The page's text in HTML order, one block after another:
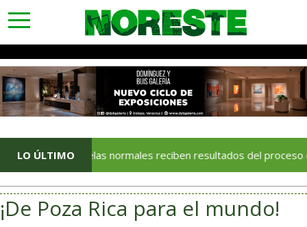
toggle
navigation
LO ÚLTIMO
Escuelas normales reciben resultados del proceso de
¡De Poza Rica para el mundo!